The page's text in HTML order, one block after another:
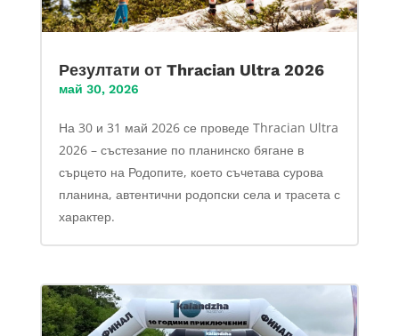
Резултати от Thracian Ultra 2026
май 30, 2026
На 30 и 31 май 2026 се проведе Thracian Ultra
2026 – състезание по планинско бягане в
сърцето на Родопите, което съчетава сурова
планина, автентични родопски села и трасета с
характер.